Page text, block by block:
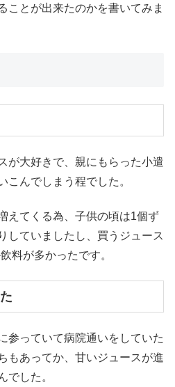
ことが出来たのかを書いてみま
が大好きで、親にもらった小遣
こんでしまう程でした。
えてくる為、子供の頃は1個ず
していましたし、買うジュース
料が多かったです。
参っていて病院通いをしていた
もあってか、甘いジュースが進
でした。